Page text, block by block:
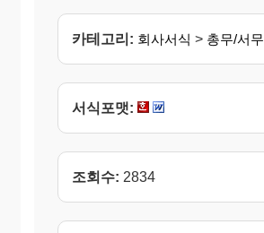
카테고리: 회사서식 > 총무/서무
서식포맷:
조회수: 2834